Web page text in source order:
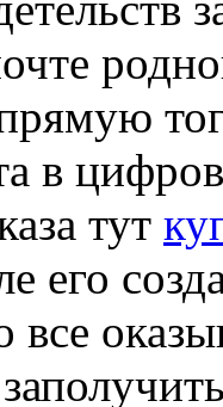
в
тут
его
все